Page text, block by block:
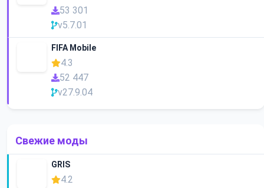
53 301
v5.7.01
FIFA Mobile
4.3
52 447
v27.9.04
Свежие моды
GRIS
4.2